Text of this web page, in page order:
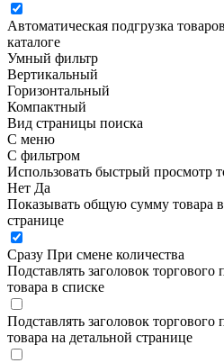
Автоматическая подгрузка
каталоге
Умный фильтр
Вертикальный
Горизонтальный
Компактный
Вид страницы поиска
С меню
С фильтром
Использовать быстрый просмотр
Нет Да
Показывать общую сумму товара
странице
Сразу При смене количества
Подставлять заголовок
товара в списке
Подставлять заголовок
товара на детальной странице